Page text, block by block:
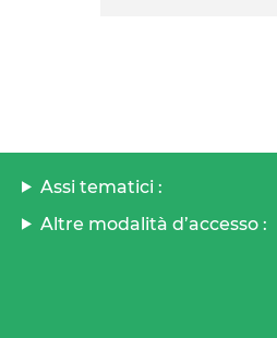
Assi tematici :
Altre modalità d’accesso :